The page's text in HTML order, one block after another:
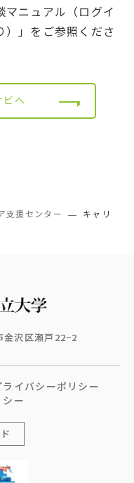
マニュアル（ログイ
）」をご参照くださ
ビへ
支援センター
キャリ
沢区瀬戸22−2
ライバシーポリシー
ー